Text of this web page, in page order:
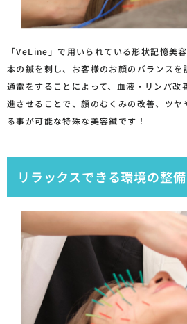
「VeLine」で用いられている形状記憶美
本の鍼を刺し、お客様のお顔のバランスを
通電をすることによって、血液・リンパ改
進させることで、顔のむくみの改善、ツヤ
る事が可能な特殊な美容鍼です！
リラックスできる環境の整備